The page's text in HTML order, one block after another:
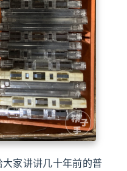
家讲讲几十年前的普